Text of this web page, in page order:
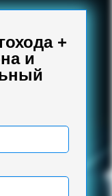
+
и